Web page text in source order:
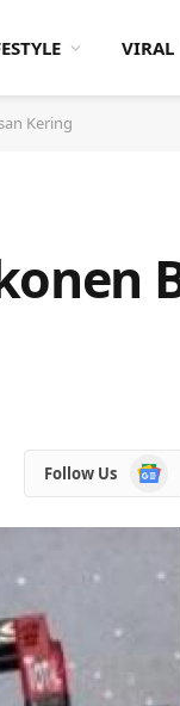
VIRAL
Kering
Follow Us
Google
News